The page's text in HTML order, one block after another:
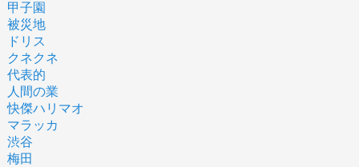
甲子園
被災地
ドリス
クネクネ
代表的
人間の業
快傑ハリマオ
マラッカ
渋谷
梅田